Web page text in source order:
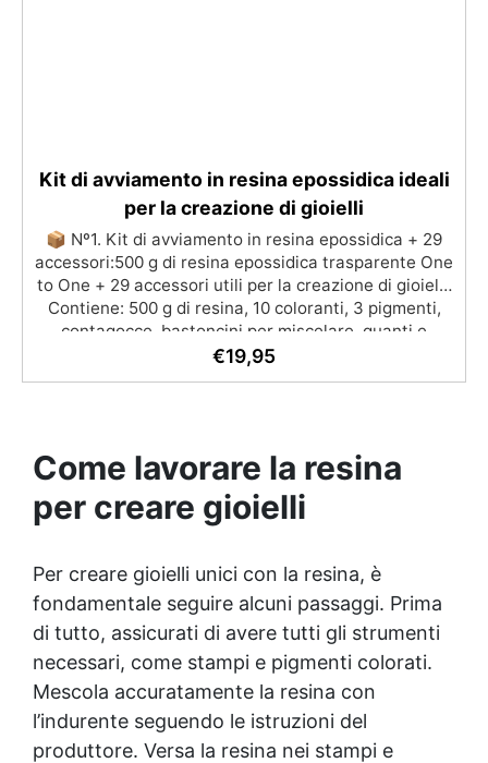
Kit di avviamento in resina epossidica ideali
per la creazione di gioielli
📦 Nº1. Kit di avviamento in resina epossidica + 29
accessori:500 g di resina epossidica trasparente One
to One + 29 accessori utili per la creazione di gioielli.
Contiene: 500 g di resina, 10 coloranti, 3 pigmenti,
contagocce, bastoncini per miscelare, guanti e
bicchieri. 📦 Nº2. Kit di avviamento in resina
lettere, portachiavi, punte per minitrapano, oltre 100
pezzi.
€19,95
Come lavorare la resina
per creare gioielli
Per creare gioielli unici con la resina, è
fondamentale seguire alcuni passaggi. Prima
di tutto, assicurati di avere tutti gli strumenti
necessari, come stampi e pigmenti colorati.
Mescola accuratamente la resina con
l’indurente seguendo le istruzioni del
produttore. Versa la resina nei stampi e